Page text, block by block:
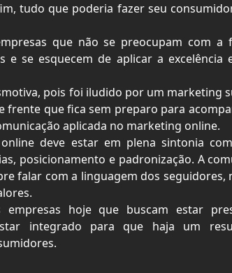
tudo que poderia fazer seu
que não se preocupam com a
e se esquecem de aplicar a
pois foi iludido por um marketing
frente que fica sem preparo para
aplicada no marketing online.
deve estar em plena sintonia
posicionamento e padronização. A
falar com a linguagem dos seguidores,
hoje que buscam estar
integrado para que haja um